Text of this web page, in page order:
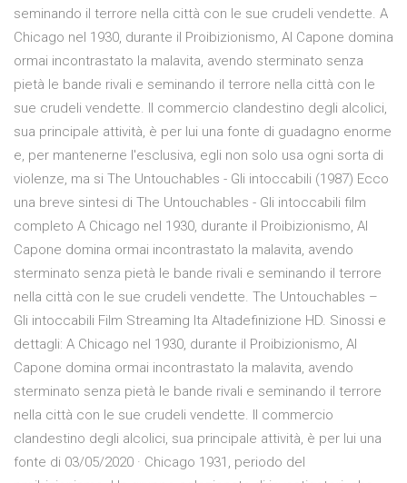
seminando il terrore nella città con le sue crudeli vendette. A
Chicago nel 1930, durante il Proibizionismo, Al Capone domina
ormai incontrastato la malavita, avendo sterminato senza
pietà le bande rivali e seminando il terrore nella città con le
sue crudeli vendette. Il commercio clandestino degli alcolici,
sua principale attività, è per lui una fonte di guadagno enorme
e, per mantenerne l'esclusiva, egli non solo usa ogni sorta di
violenze, ma si The Untouchables - Gli intoccabili (1987) Ecco
una breve sintesi di The Untouchables - Gli intoccabili film
completo A Chicago nel 1930, durante il Proibizionismo, Al
Capone domina ormai incontrastato la malavita, avendo
sterminato senza pietà le bande rivali e seminando il terrore
nella città con le sue crudeli vendette. The Untouchables –
Gli intoccabili Film Streaming Ita Altadefinizione HD. Sinossi e
dettagli: A Chicago nel 1930, durante il Proibizionismo, Al
Capone domina ormai incontrastato la malavita, avendo
sterminato senza pietà le bande rivali e seminando il terrore
nella città con le sue crudeli vendette. Il commercio
clandestino degli alcolici, sua principale attività, è per lui una
fonte di 03/05/2020 · Chicago 1931, periodo del